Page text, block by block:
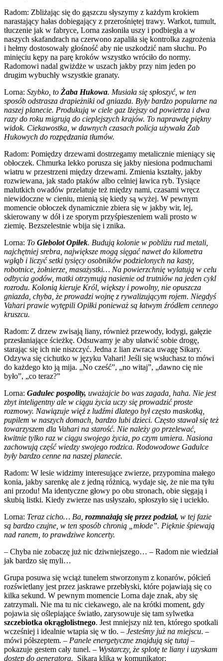
Radom: Zbliżając się do gąszczu słyszymy z każdym krokiem
narastający hałas dobiegający z przerośniętej trawy. Warkot, tumult,
tłuczenie jak w fabryce, Lorna zasłoniła uszy i podbiegła a w
naszych skafandrach na czerwono zapaliła się kontrolka zagrożenia
i hełmy dostosowały głośność aby nie uszkodzić nam słuchu. Po
minięciu kępy na parę kroków wszystko wróciło do normy.
Radomowi nadal gwiżdże w uszach jakby przy nim jeden po
drugim wybuchły wszystkie granaty.
Lorna: Szybko, to Żaba Hukowa. Musiała się spłoszyć, w ten
sposób odstrasza drapieżniki od gniazda. Były bardzo popularne na
naszej planecie. Produkują w ciele gaz lżejszy od powietrza i dwa
razy do roku migrują do cieplejszych krajów. To naprawdę piękny
widok. Ciekawostka, w dawnych czasach policja używała Żab
Hukowych do rozpędzania tłumów.
Radom: Pomiędzy drzewami dostrzegamy metalicznie mieniący się
obłoczek. Chmurka lekko porusza się jakby niesiona podmuchami
wiatru w przestrzeni między drzewami. Zmienia kształty, jakby
rozwiewana, jak stado ptaków albo celniej ławica ryb. Tysiące
malutkich owadów przelatuje też między nami, czasami wręcz
niewidoczne w cieniu, mienią się kiedy są wyżej. W pewnym
momencie obłoczek dynamicznie zbiera się w jakby wir, lej,
skierowany w dół i ze sporym przyśpieszeniem wali prosto w
ziemię. Bezszelestnie wbija się i znika.
Lorna: To Glebolot Opiłek. Budują kolonie w pobliżu rud metali,
najchętniej srebra, największe mogą sięgać nawet do kilometra
wgłąb i liczyć setki tysięcy osobników podzielonych na kasty,
robotnice, żołnierze, masażystki… Na powierzchnię wylatują w celu
odbycia godów, matki otrzymują nasienie od trutniów na jeden cykl
rozrodu. Kolonią kieruje Król, większy i powolny, nie opuszcza
gniazda, chyba, że prowadzi wojnę z rywalizującym rojem. Niegdyś
Vahari prawie wytępili Opiłki ponieważ są łatwym źródłem cennego
kruszcu.
Radom: Z drzew zwisają liany, również przewody, łodygi, gałęzie
przesłaniające ścieżkę. Odsuwamy je aby ułatwić sobie drogę,
starając się ich nie niszczyć. Jedna z lian zwraca uwagę Sikary.
Odzywa się cichutko w języku Vahari! Jeśli się wsłuchasz to mówi
do każdego kto ją mija. „No cześć”, „no witaj”, „dawno cię nie
było”, „co teraz?”
Lorna: Gadulec pospolity, uważajcie bo was zagada, haha. Nie jest
zbyt inteligentny ale w ciągu życia uczy się prowadzić proste
rozmowy. Nawiązuje więź z ludźmi dlatego był często maskotką,
pupilem w naszych domach, bardzo lubi dzieci. Często stawał się też
towarzyszem dla Vahari na starość. Nie należy go przelewać,
kwitnie tylko raz w ciągu swojego życia, po czym umiera. Nasiona
zachowują część wiedzy swojego rodzica. Rodowodowe Gadulce
były bardzo cenne na naszej planecie.
Radom: W lesie widzimy interesujące zwierze, przypomina małego
konia, jakby sarenkę ale z jedną różnicą, wydaje się, że nie ma tyłu
ani przodu! Ma identyczne głowy po obu stronach, obie sięgają i
skubią listki. Kiedy zwierze nas usłyszało, spłoszyło się i uciekło.
Lorna: Teraz cicho… Ba, rozmnażają się przez podział, w tej fazie
są bardzo czujne, w ten sposób chronią „młode”. Pięknie śpiewają
nad ranem, to prawdziwe koncerty.
– Chyba nie zobaczę już nic dziwniejszego… – Radom nie wiedział
jak bardzo się myli…
Grupa posuwa się wciąż tunelem stworzonym z konarów, półcień
rozświetlany jest przez jaskrawe przebłyski, które pojawiają się co
kilka sekund. W pewnym momencie Lorna daje znak, aby się
zatrzymali. Nie ma tu nic ciekawego, ale na krótki moment, gdy
pojawia się oślepiające światło, zarysowuje się tam sylwetka
szczebiotka okrągłolistnego. Jest mniejszy niż ten, którego spotkali
wcześniej i idealnie wtapia się w tło. – Jesteśmy już na miejscu. –
mówi półszeptem. – Panele energetyczne znajdują się tutaj –
pokazuje gestem cały tunel. – Wystarczy, że splotę te liany i uzyskam
dostęp do generatora. Sikara klika w komunikator: